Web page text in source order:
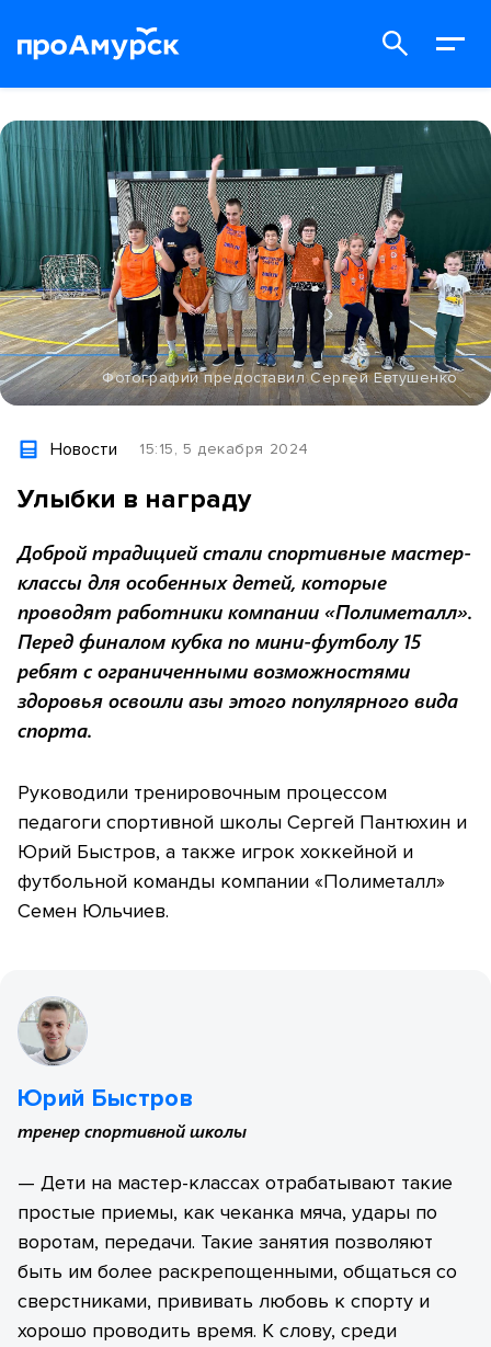
Фотографии предоставил Сергей Евтушенко
Новости 15:15, 5 декабря 2024
Улыбки в награду
Доброй традицией стали спортивные мастер-
классы для особенных детей, которые
проводят работники компании «Полиметалл».
Перед финалом кубка по мини-футболу 15
ребят с ограниченными возможностями
здоровья освоили азы этого популярного вида
спорта.
Руководили тренировочным процессом
педагоги спортивной школы Сергей Пантюхин и
Юрий Быстров, а также игрок хоккейной и
футбольной команды компании «Полиметалл»
Семен Юльчиев.
Юрий Быстров
тренер спортивной школы
— Дети на мастер-классах отрабатывают такие
простые приемы, как чеканка мяча, удары по
воротам, передачи. Такие занятия позволяют
быть им более раскрепощенными, общаться со
сверстниками, прививать любовь к спорту и
хорошо проводить время. К слову, среди